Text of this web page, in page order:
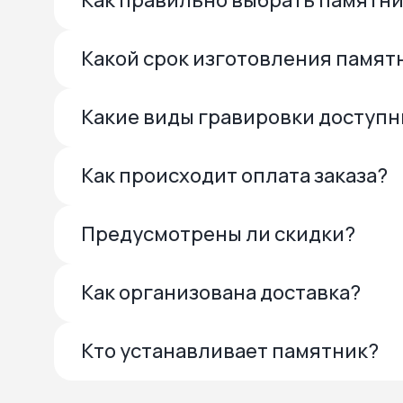
Какой срок изготовления
Какие виды гравировки
Как происходит оплата заказа?
Предусмотрены ли скидки?
Как организована доставка?
Кто устанавливает памятник?